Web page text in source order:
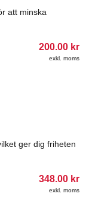
att minska
200.00 kr
exkl. moms
ger dig friheten
348.00 kr
exkl. moms